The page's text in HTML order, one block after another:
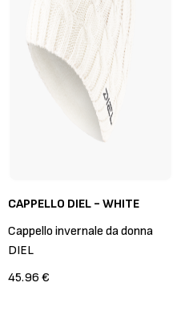
CAPPELLO DIEL - WHITE
Cappello invernale da donna
DIEL
45.96 €